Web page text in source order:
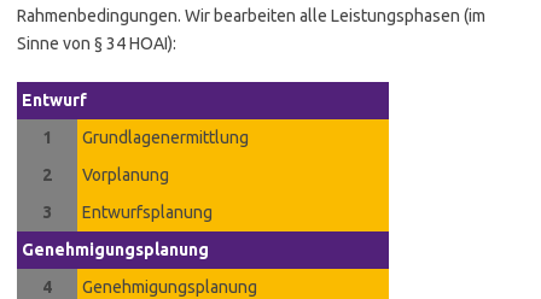
Rahmenbedingungen. Wir bearbeiten alle Leistungsphasen (im
Sinne von § 34 HOAI):
Entwurf
1
Grundlagenermittlung
2
Vorplanung
3
Entwurfsplanung
Genehmigungsplanung
4
Genehmigungsplanung